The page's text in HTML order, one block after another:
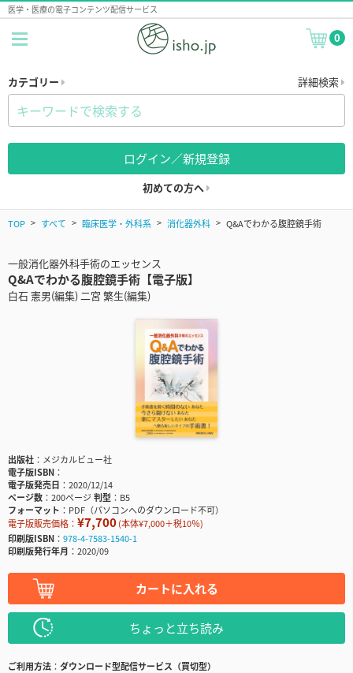
医学・医療の電子コンテンツ配信サービス
0
カテゴリー 詳細検索
ログイン／新規登録
初めての方へ
TOP すべて 臨床医学・外科系 消化器外科 Q&Aでわかる腹腔鏡手術
一般消化器外科手術のエッセンス
Q&Aでわかる腹腔鏡手術【電子版】
白石 憲男(編集) 二宮 繁生(編集)
出版社
メジカルビュー社
電子版ISBN
電子版発売日
2020/12/14
ページ数
200ページ判型
B5
フォーマット
PDF（パソコンへのダウンロード不可）
電子版販売価格： ¥7,700(本体¥7,000＋税10％)
印刷版ISBN
978-4-7583-1540-1
印刷版発行年月
2020/09
カートに入れる
ちょっと立ち読み
ご利用方法
ダウンロード型配信サービス（買切型）